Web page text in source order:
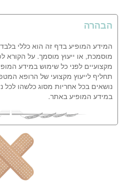
הבהרה
המידע המופיע בדף זה הוא כללי
מוסמכת, או ייעוץ מוסמך. על הקורא
מקצועיים לפני כל שימוש במידע
תחליף לייעוץ מקצועי של הרופא
נושאים בכל אחריות מסוג כלשהו לכל
במידע המופיע באתר.